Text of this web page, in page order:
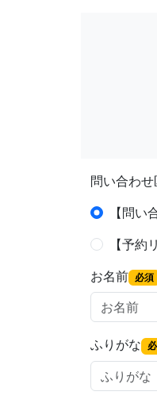
問い合わせ
【問
【予
お名前 必須
ふりがな